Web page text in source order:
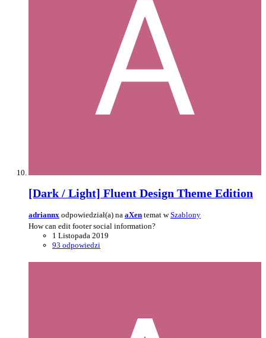
[Dark / Light] Fluent Design Theme Edition
adriannx odpowiedział(a) na aXen temat wSzablony
How can edit footer social information?
1 Listopada 2019
93 odpowiedzi